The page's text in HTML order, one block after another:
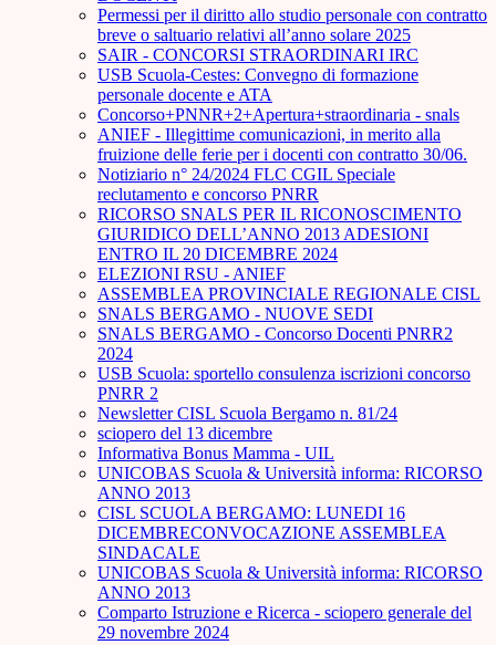
Permessi per il diritto allo studio personale con contratto
breve o saltuario relativi all’anno solare 2025
SAIR - CONCORSI STRAORDINARI IRC
USB Scuola-Cestes: Convegno di formazione
personale docente e ATA
Concorso+PNNR+2+Apertura+straordinaria - snals
ANIEF - Illegittime comunicazioni, in merito alla
fruizione delle ferie per i docenti con contratto 30/06.
Notiziario n° 24/2024 FLC CGIL Speciale
reclutamento e concorso PNRR
RICORSO SNALS PER IL RICONOSCIMENTO
GIURIDICO DELL’ANNO 2013 ADESIONI
ENTRO IL 20 DICEMBRE 2024
ELEZIONI RSU - ANIEF
ASSEMBLEA PROVINCIALE REGIONALE CISL
SNALS BERGAMO - NUOVE SEDI
SNALS BERGAMO - Concorso Docenti PNRR2
2024
USB Scuola: sportello consulenza iscrizioni concorso
PNRR 2
Newsletter CISL Scuola Bergamo n. 81/24
sciopero del 13 dicembre
Informativa Bonus Mamma - UIL
UNICOBAS Scuola & Università informa: RICORSO
ANNO 2013
CISL SCUOLA BERGAMO: LUNEDI 16
DICEMBRECONVOCAZIONE ASSEMBLEA
SINDACALE
UNICOBAS Scuola & Università informa: RICORSO
ANNO 2013
Comparto Istruzione e Ricerca - sciopero generale del
29 novembre 2024